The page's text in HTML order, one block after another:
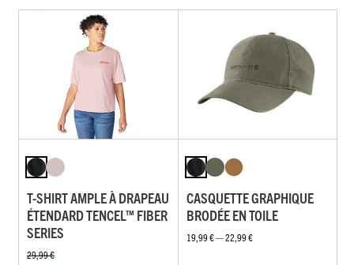
T-SHIRT AMPLE À DRAPEAU
ÉTENDARD TENCEL™ FIBER
SERIES
29,99 €
CASQUETTE GRAPHIQUE
BRODÉE EN TOILE
19,99 € — 22,99 €